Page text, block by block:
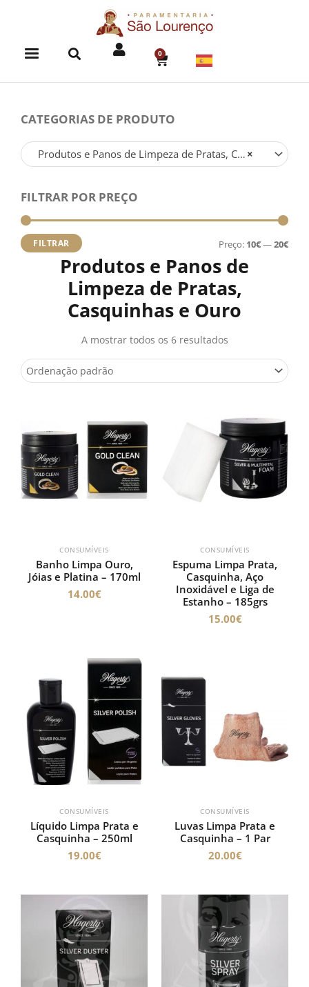
0
CART
CATEGORIAS DE PRODUTO
×
Produtos e Panos de Limpeza de Pratas, Casquinhas e Ouro
FILTRAR POR PREÇO
FILTRAR Preço: 10€—20€
Produtos e Panos de
Limpeza de Pratas,
Casquinhas e Ouro
A mostrar todos os 6 resultados
CONSUMÍVEIS
Banho Limpa Ouro,
Jóias e Platina – 170ml
14.00€
CONSUMÍVEIS
Espuma Limpa Prata,
Casquinha, Aço
Inoxidável e Liga de
Estanho – 185grs
15.00€
CONSUMÍVEIS
Líquido Limpa Prata e
Casquinha – 250ml
19.00€
CONSUMÍVEIS
Luvas Limpa Prata e
Casquinha – 1 Par
20.00€